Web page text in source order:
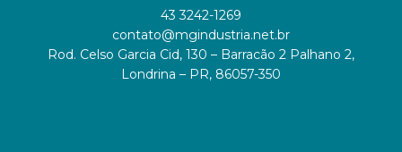
43 3242-1269
contato@mgindustria.net.br
Rod. Celso Garcia Cid, 130 – Barracão 2 Palhano 2,
Londrina – PR, 86057-350